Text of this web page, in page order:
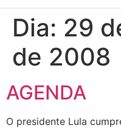
Dia: 29
de 2008
AGENDA
O presidente Lula